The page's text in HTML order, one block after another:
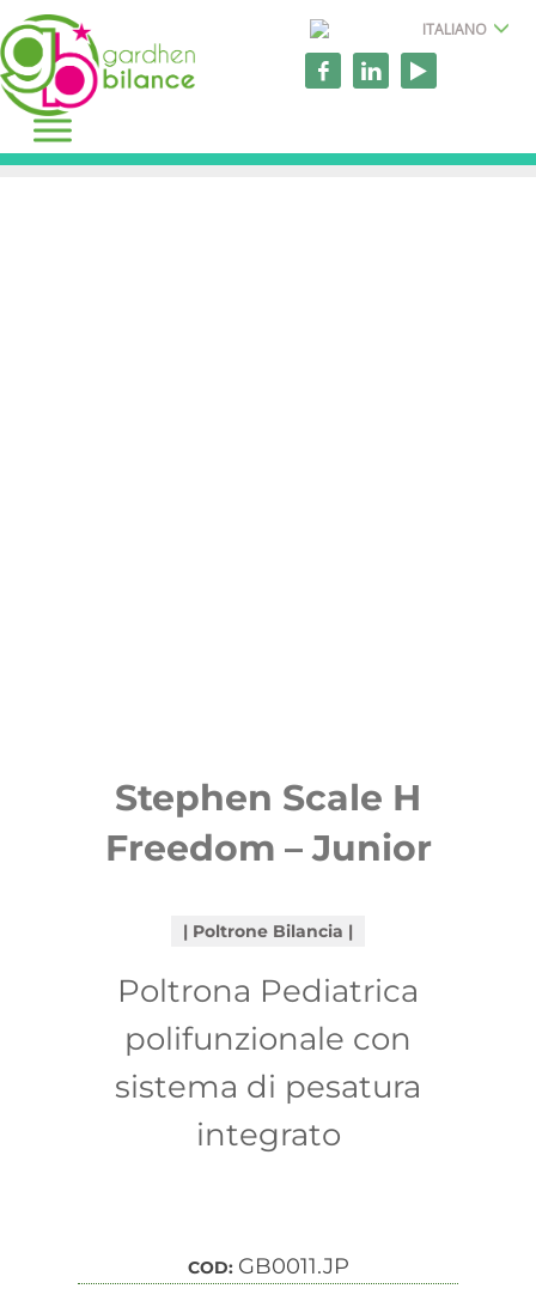
ITALIANO
Stephen Scale H
Freedom – Junior
Poltrone Bilancia
Poltrona Pediatrica
polifunzionale con
sistema di pesatura
integrato
COD: GB0011.JP